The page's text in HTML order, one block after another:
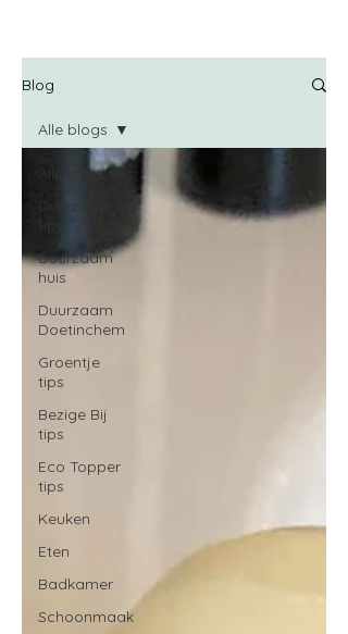
Blog
Alle blogs
Duurzame
Duurzaam
huis
Duurzaam
Doetinchem
Groentje
tips
Bezige Bij
tips
Eco Topper
tips
Keuken
Eten
Badkamer
Schoonmaak
Alle blogs